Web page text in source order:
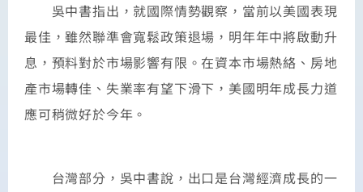
吳中書指出，就國際情勢觀察，當前以美國表現
最佳，雖然聯準會寬鬆政策退場，明年年中將啟動升
息，預料對於市場影響有限。在資本市場熱絡、房地
產市場轉佳、失業率有望下滑下，美國明年成長力道
應可稍微好於今年。
台灣部分，吳中書說，出口是台灣經濟成長的一